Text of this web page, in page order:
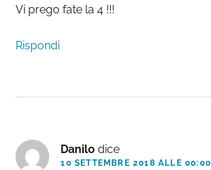
Vi prego fate la 4 !!!
Rispondi
Danilo dice
10 SETTEMBRE 2018 ALLE 00:00